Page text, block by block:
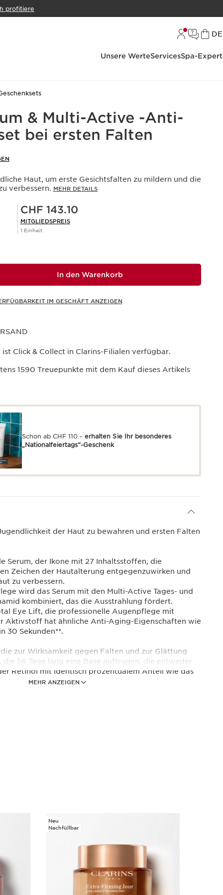
profitiere
DE
Unsere WerteServicesSpa-
& Multi-Active -Anti-
bei ersten Falten
Haut, um erste Gesichtsfalten zu mildern und die
verbessern. MEHR DETAILS
Mitgliederpreis CHF 143.10
CHF 143.10
MITGLIEDSPREIS
1 Einheit
In den Warenkorb
IM GESCHÄFT ANZEIGEN
ist Click & Collect in Clarins-Filialen verfügbar.
1590 Treuepunkte mit dem Kauf dieses Artikels
Schon ab CHF 110.–erhalten Sie Ihr besonderes
„Nationalfeiertags“-Geschenk
MEHR ANZEIGEN
der Haut zu bewahren und ersten Falten
Serum, der Ikone mit 27 Inhaltsstoffen, die
Zeichen der Hautalterung entgegenzuwirken und
zu verbessern.
wird das Serum mit den Multi-Active Tages- und
kombiniert, das die Ausstrahlung fördert.
Eye Lift, die professionelle Augenpflege mit
Aktivstoff hat ähnliche Anti-Aging-Eigenschaften wie
30 Sekunden**.
zur Wirksamkeit gegen Falten und zur Glättung
die 56 Tage lang eine Base auftrugen, die entweder
Retinol mit identisch prozentualem Anteil wie das
Nachtcreme, 15ml
- Ganzheitliches Gesichtspflege-Konzentrat für
Haut
zielt auf die Zeichen der Hautalterung, die mit
Alterungsprozess zusammenhängen, sowie
die durch den Lebensstil und die Umwelt verursacht
Neu
Nachfüllbar